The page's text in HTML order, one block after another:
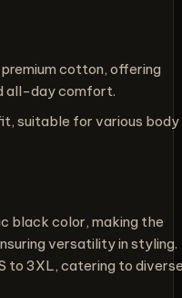
cotton, offering
all-day comfort.
suitable for various body
black color, making the
versatility in styling.
to 3XL, catering to